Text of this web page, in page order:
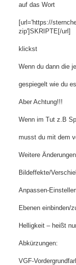
auf das Wort
[url='https://
zip']SKRIPTE[/url]
klickst
Wenn du dann die
gespiegelt wie du
Aber Achtung!!!
Wenn im Tut z.B
musst du mit dem
Weitere
Bildeffekte/
Anpassen-
Ebenen einbinden/
Helligkeit – heißt
Abkürzungen:
VGF-